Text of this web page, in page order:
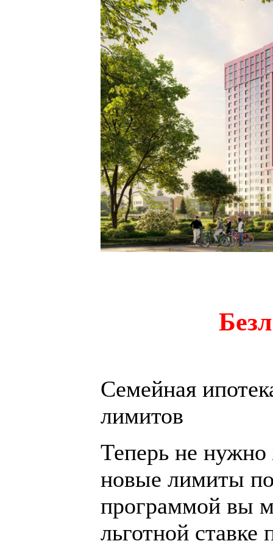
Семейная
лимитов
Теперь не нужно
новые лимиты
программой вы
льготной